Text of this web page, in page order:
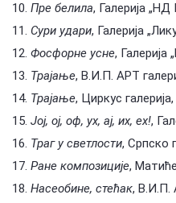
Пре белила, Галерија
Сури удари, Галерија
Фосфорне усне, Галерија
Трајање, В.И.П. АРТ
Трајање, Циркус
Јој, ој, оф, ух, ај, их, ех!,
Траг у светлости, Српско
Ране композиције,
Насеобине, стећак, В.И.П.